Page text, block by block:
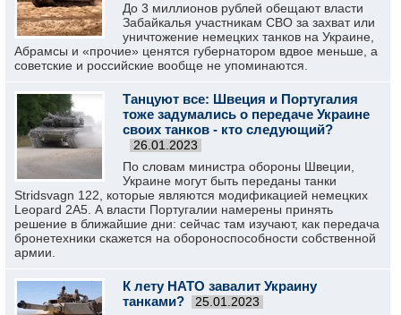
До 3 миллионов рублей обещают власти
Забайкалья участникам СВО за захват или
уничтожение немецких танков на Украине,
Абрамсы и «прочие» ценятся губернатором вдвое меньше, а
советские и российские вообще не упоминаются.
Танцуют все: Швеция и Португалия
тоже задумались о передаче Украине
своих танков - кто следующий?
26.01.2023
По словам министра обороны Швеции,
Украине могут быть переданы танки
Stridsvagn 122, которые являются модификацией немецких
Leopard 2А5. А власти Португалии намерены принять
решение в ближайшие дни: сейчас там изучают, как передача
бронетехники скажется на обороноспособности собственной
армии.
К лету НАТО завалит Украину
танками?
25.01.2023